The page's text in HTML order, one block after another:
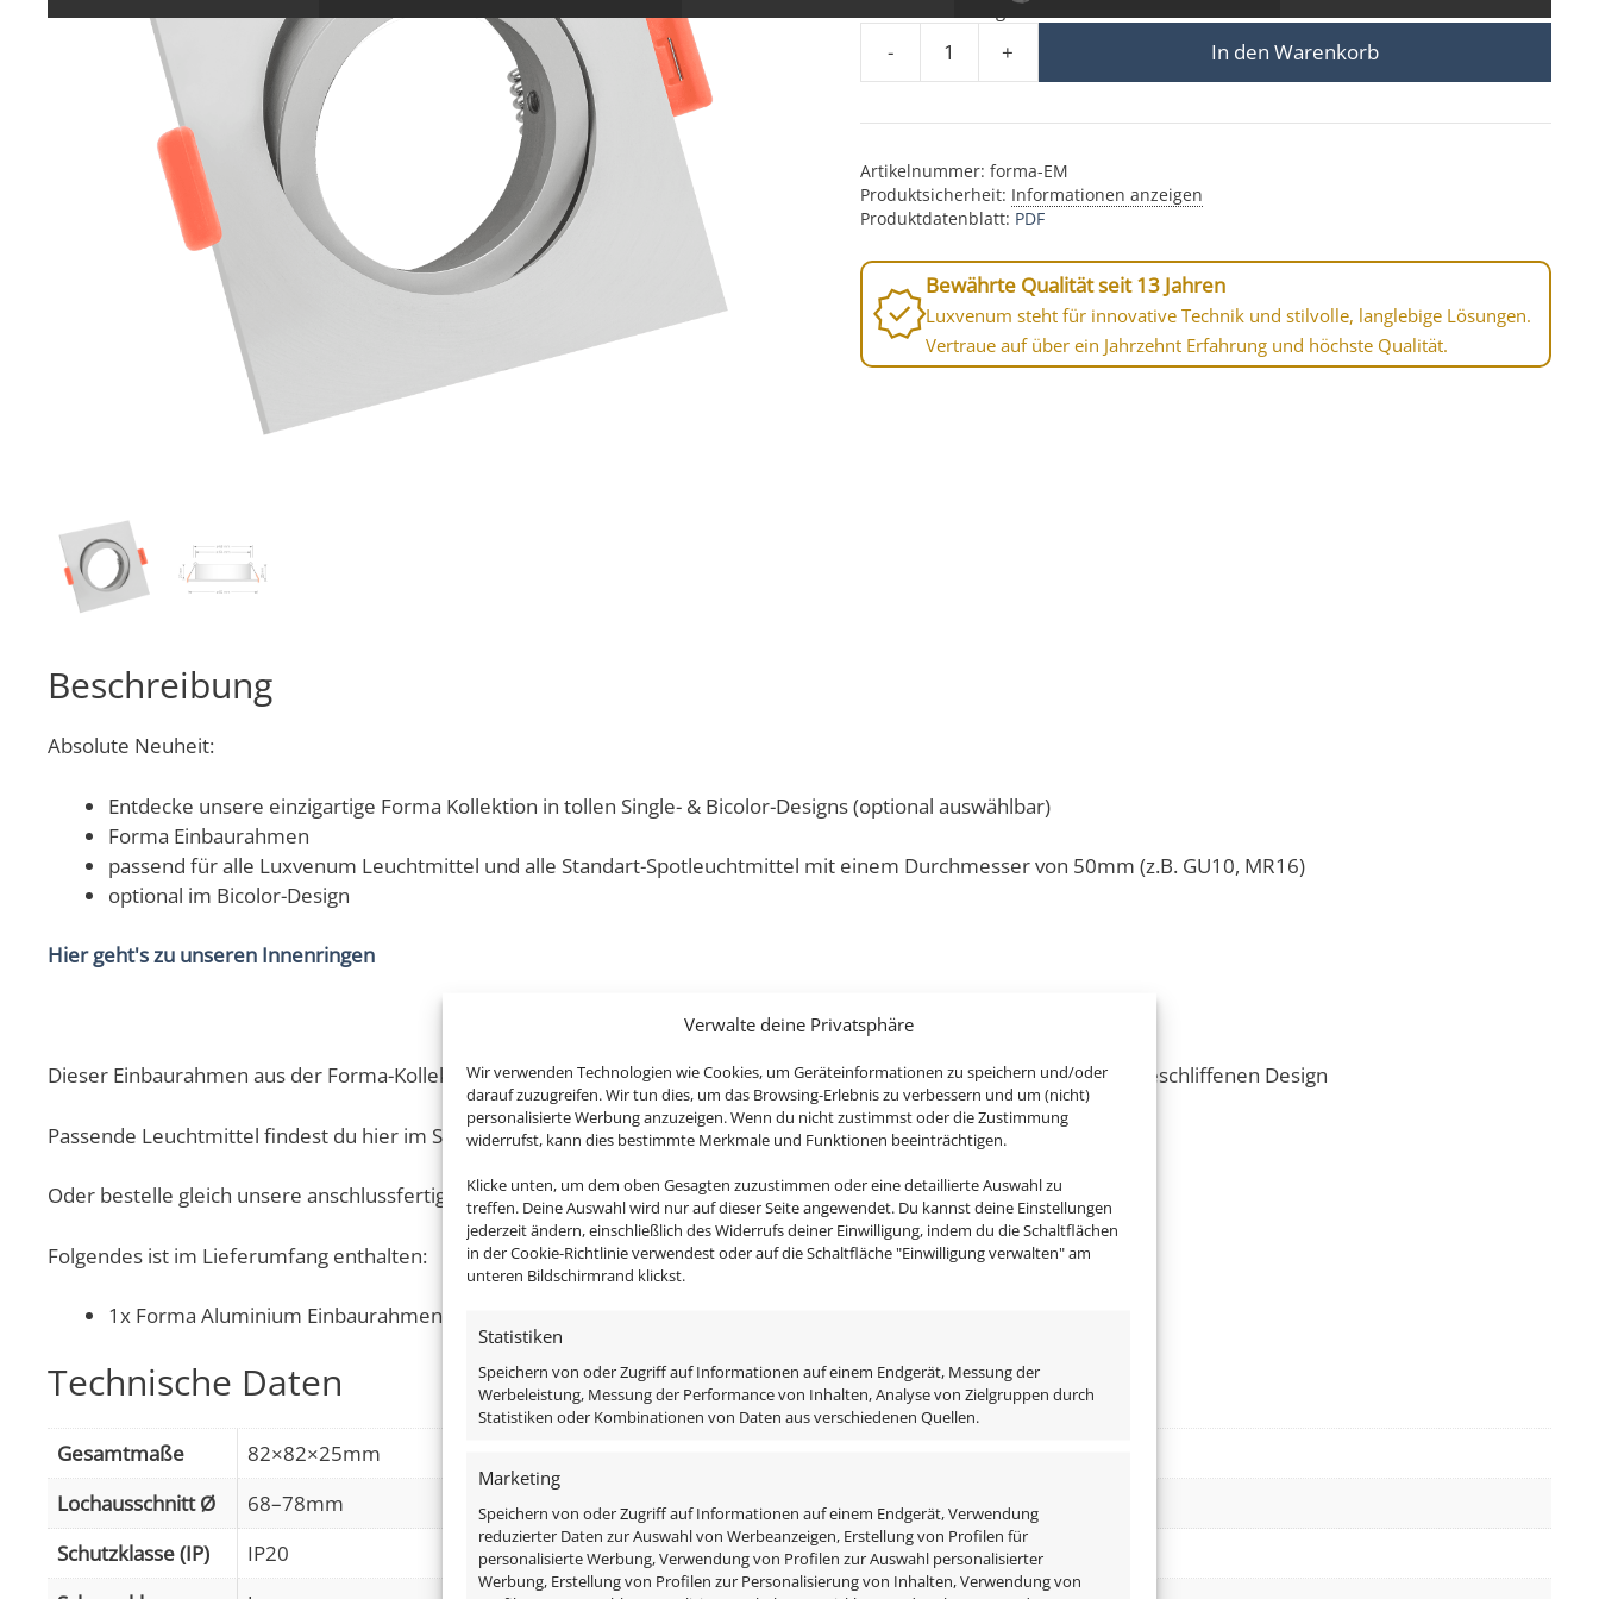
Verwalte deine Privatsphäre
Wir verwenden Technologien wie Cookies, um Geräteinformationen zu speichern und/oder
darauf zuzugreifen. Wir tun dies, um das Browsing-Erlebnis zu verbessern und um (nicht)
personalisierte Werbung anzuzeigen. Wenn du nicht zustimmst oder die Zustimmung
widerrufst, kann dies bestimmte Merkmale und Funktionen beeinträchtigen.
Klicke unten, um dem oben Gesagten zuzustimmen oder eine detaillierte Auswahl zu
treffen. Deine Auswahl wird nur auf dieser Seite angewendet. Du kannst deine Einstellungen
jederzeit ändern, einschließlich des Widerrufs deiner Einwilligung, indem du die Schaltflächen
in der Cookie-Richtlinie verwendest oder auf die Schaltfläche "Einwilligung verwalten" am
unteren Bildschirmrand klickst.
Statistiken
Speichern von oder Zugriff auf Informationen auf einem Endgerät, Messung der
Werbeleistung, Messung der Performance von Inhalten, Analyse von Zielgruppen durch
Statistiken oder Kombinationen von Daten aus verschiedenen Quellen.
Marketing
Speichern von oder Zugriff auf Informationen auf einem Endgerät, Verwendung
reduzierter Daten zur Auswahl von Werbeanzeigen, Erstellung von Profilen für
personalisierte Werbung, Verwendung von Profilen zur Auswahl personalisierter
Werbung, Erstellung von Profilen zur Personalisierung von Inhalten, Verwendung von
1-3 Tage
-
Forma Einbaurahmen matt-geschliffenes Aluminium eckig forma-EM Menge
+ In den Warenkorb
Artikelnummer: forma-EM
Produktsicherheit: Informationen anzeigen
Produktdatenblatt: PDF
Bewährte Qualität seit 13 Jahren
Luxvenum steht für innovative Technik und stilvolle, langlebige Lösungen.
Vertraue auf über ein Jahrzehnt Erfahrung und höchste Qualität.
Beschreibung
Absolute Neuheit:
Entdecke unsere einzigartige Forma Kollektion in tollen Single- & Bicolor-Designs (optional auswählbar)
Forma Einbaurahmen
passend für alle Luxvenum Leuchtmittel und alle Standart-Spotleuchtmittel mit einem Durchmesser von 50mm (z.B. GU10, MR16)
optional im Bicolor-Design
Hier geht's zu unseren Innenringen
Dieser Einbaurahmen aus der Forma-Kollektion ist aus hochwertigstem, CNC-gefrästen Voll-Aluminium in edlem matt-geschliffenen Design
Passende Leuchtmittel findest du hier im Shop!
Oder bestelle gleich unsere anschlussfertigen Komplett-Sets und spare bares Geld!
Folgendes ist im Lieferumfang enthalten:
1x Forma Aluminium Einbaurahmen matt-geschliffen eckig
Technische Daten
Gesamtmaße
82×82×25mm
Lochausschnitt Ø
68–78mm
Schutzklasse (IP)
IP20